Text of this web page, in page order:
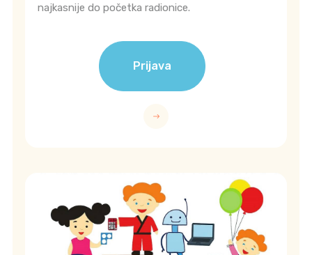
najkasnije do početka radionice.
Prijava